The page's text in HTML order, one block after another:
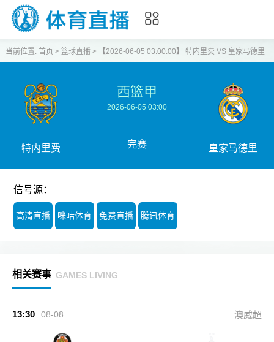
当前位置: 首页 > 篮球直播> 【2026-06-05 03:00:00】 特内里费 VS 皇家马德里
特内里费
西篮甲
2026-06-05 03:00
完赛 皇家马德里
信号源：
高清直播 咪咕体育 免费直播 腾讯体育
相关赛事 GAMES LIVING
13:30 08-08 澳威超